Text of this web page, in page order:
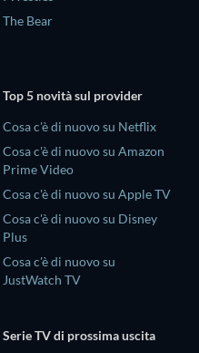
The Bear
Top 5 novità sul provider
Cosa c'è di nuovo su Netflix
Cosa c'è di nuovo su Amazon
Prime Video
Cosa c'è di nuovo su Apple TV
Cosa c'è di nuovo su Disney
Plus
Cosa c'è di nuovo su
JustWatch TV
Serie TV di prossima uscita